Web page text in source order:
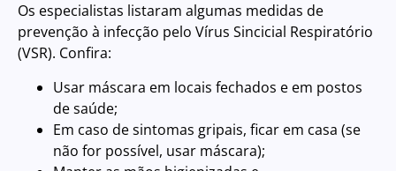
Os especialistas listaram algumas medidas de
prevenção à infecção pelo Vírus Sincicial Respiratório
(VSR). Confira:
Usar máscara em locais fechados e em postos
de saúde;
Em caso de sintomas gripais, ficar em casa (se
não for possível, usar máscara);